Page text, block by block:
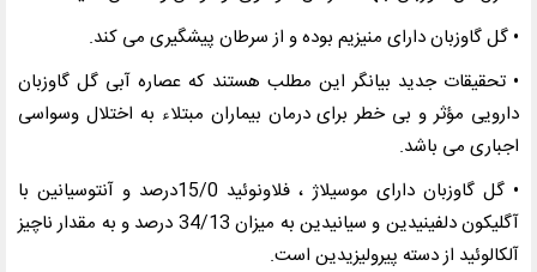
• گل گاوزبان دارای منیزیم بوده و از سرطان پیشگیری می کند.
• تحقیقات جدید بیانگر این مطلب هستند که عصاره آبی گل گاوزبان
دارویی مؤثر و بی خطر برای درمان بیماران مبتلاء به اختلال وسواسی
اجباری می باشد.
• گل گاوزبان دارای موسیلاژ ، فلاونوئید 15/0درصد و آنتوسیانین با
آگلیکون دلفینیدین و سیانیدین به میزان 34/13 درصد و به مقدار ناچیز
آلکالوئید از دسته پیرولیزیدین است.